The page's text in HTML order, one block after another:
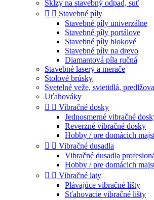
Sklzy na stavebný odpad, suť
  Stavebné píly
Stavebné píly univerzálne
Stavebné píly portálove
Stavebné píly blokové
Stavebné píly na drevo
Diamantová píla ručná
Stavebné lasery a merače
Stolové brúsky
Svetelné veže, svietidlá,
Uťahováky
  Vibračné dosky
Jednosmerné vibračné
Reverzné vibračné dosky
Hobby / pre domácich
  Vibračné dusadla
Vibračné dusadla
Hobby / pre domácich
  Vibračné laty
Plávajúce vibračné lišty
Sťahovacie vibračné lišty